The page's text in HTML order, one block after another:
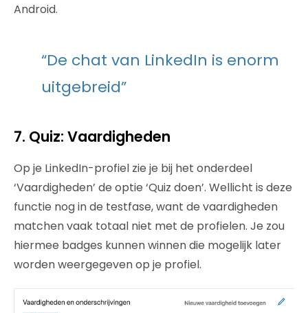
Android.
“De chat van LinkedIn is enorm
uitgebreid”
7. Quiz: Vaardigheden
Op je LinkedIn-profiel zie je bij het onderdeel
‘Vaardigheden’ de optie ‘Quiz doen’. Wellicht is deze
functie nog in de testfase, want de vaardigheden
matchen vaak totaal niet met de profielen. Je zou
hiermee badges kunnen winnen die mogelijk later
worden weergegeven op je profiel.